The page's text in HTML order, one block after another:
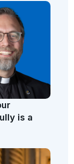
is a